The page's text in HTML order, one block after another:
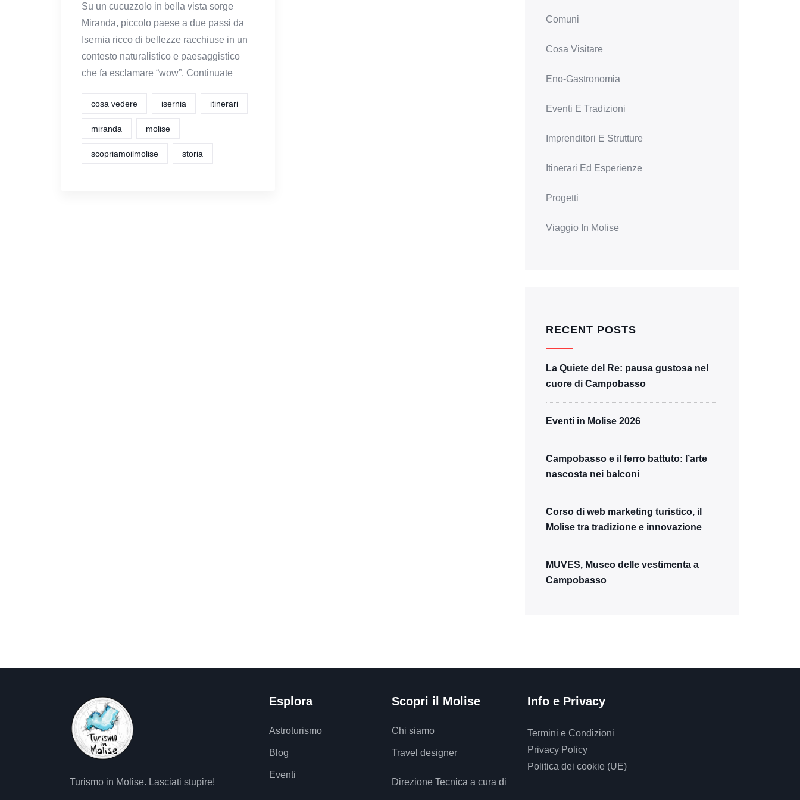
Su un cucuzzolo in bella vista sorge
Miranda, piccolo paese a due passi da
Isernia ricco di bellezze racchiuse in un
contesto naturalistico e paesaggistico
che fa esclamare “wow”. Continuate
cosa vedere isernia itinerari
miranda molise
scopriamoilmolise storia
Comuni
Cosa Visitare
Eno-Gastronomia
Eventi E Tradizioni
Imprenditori E Strutture
Itinerari Ed Esperienze
Progetti
Viaggio In Molise
RECENT POSTS
La Quiete del Re: pausa gustosa nel
cuore di Campobasso
Eventi in Molise 2026
Campobasso e il ferro battuto: l’arte
nascosta nei balconi
Corso di web marketing turistico, il
Molise tra tradizione e innovazione
MUVES, Museo delle vestimenta a
Campobasso
Turismo in Molise. Lasciati stupire!
Esplora
Astroturismo
Blog
Eventi
Scopri il Molise
Chi siamo
Travel designer
Direzione Tecnica a cura di
Info e Privacy
Termini e Condizioni
Privacy Policy
Politica dei cookie (UE)